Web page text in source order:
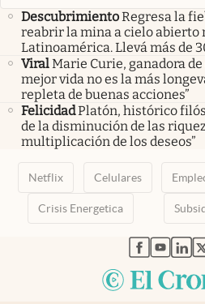
DescubrimientoRegresa la
reabrir la mina a cielo abierto
Latinoamérica. Llevá más de
ViralMarie Curie, ganadora
mejor vida no es la más
repleta de buenas acciones”
FelicidadPlatón, histórico
de la disminución de las
multiplicación de los deseos”
Netflix Celulares
Crisis Energetica
abre en
abre